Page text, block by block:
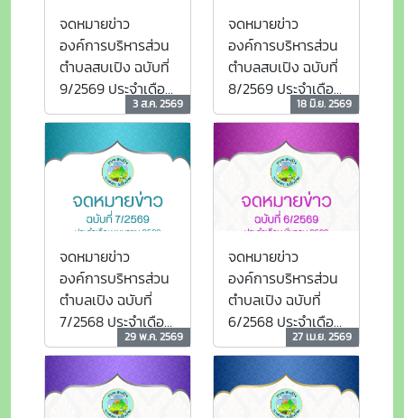
จดหมายข่าว
องค์การบริหารส่วน
ตำบลสบเปิง ฉบับที่
9/2569 ประจำเดือน
มิถุนายน 25693 ส.ค. 2569
จดหมายข่าว
องค์การบริหารส่วน
ตำบลสบเปิง ฉบับที่
8/2569 ประจำเดือน
พฤษภาคม 256918 มิ.ย. 2569
จดหมายข่าว
องค์การบริหารส่วน
ตำบลเปิง ฉบับที่
7/2568 ประจำเดือน
เมษายน 256929 พ.ค. 2569
จดหมายข่าว
องค์การบริหารส่วน
ตำบลเปิง ฉบับที่
6/2568 ประจำเดือน
มีนาคม 256927 เม.ย. 2569